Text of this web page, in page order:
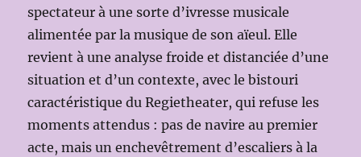
spectateur à une sorte d’ivresse musicale
alimentée par la musique de son aïeul. Elle
revient à une analyse froide et distanciée d’une
situation et d’un contexte, avec le bistouri
caractéristique du Regietheater, qui refuse les
moments attendus : pas de navire au premier
acte, mais un enchevêtrement d’escaliers à la